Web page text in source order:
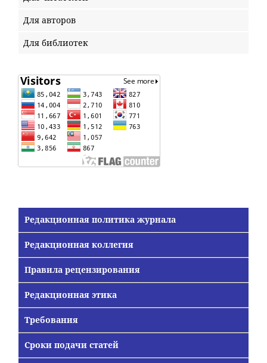
Для авторов
Для библиотек
Редакционная политика журнала
Редакционная коллегия
Правила рецензирования
Редакционная этика
Требования
Сроки подачи статей